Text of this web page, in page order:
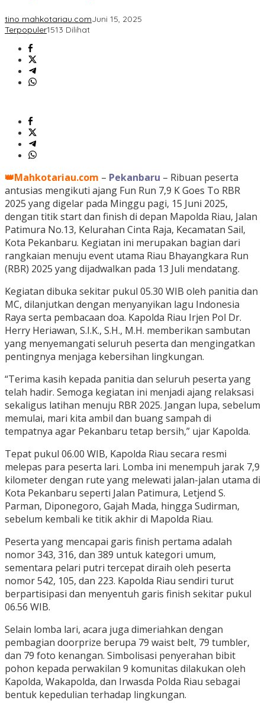
tino mahkotariau.comJuni 15, 2025
Terpopuler1513 Dilihat
👑Mahkotariau.com – Pekanbaru – Ribuan peserta
antusias mengikuti ajang Fun Run 7,9 K Goes To RBR
2025 yang digelar pada Minggu pagi, 15 Juni 2025,
dengan titik start dan finish di depan Mapolda Riau, Jalan
Patimura No.13, Kelurahan Cinta Raja, Kecamatan Sail,
Kota Pekanbaru. Kegiatan ini merupakan bagian dari
rangkaian menuju event utama Riau Bhayangkara Run
(RBR) 2025 yang dijadwalkan pada 13 Juli mendatang.
Kegiatan dibuka sekitar pukul 05.30 WIB oleh panitia dan
MC, dilanjutkan dengan menyanyikan lagu Indonesia
Raya serta pembacaan doa. Kapolda Riau Irjen Pol Dr.
Herry Heriawan, S.I.K., S.H., M.H. memberikan sambutan
yang menyemangati seluruh peserta dan mengingatkan
pentingnya menjaga kebersihan lingkungan.
“Terima kasih kepada panitia dan seluruh peserta yang
telah hadir. Semoga kegiatan ini menjadi ajang relaksasi
sekaligus latihan menuju RBR 2025. Jangan lupa, sebelum
memulai, mari kita ambil dan buang sampah di
tempatnya agar Pekanbaru tetap bersih,” ujar Kapolda.
Tepat pukul 06.00 WIB, Kapolda Riau secara resmi
melepas para peserta lari. Lomba ini menempuh jarak 7,9
kilometer dengan rute yang melewati jalan-jalan utama di
Kota Pekanbaru seperti Jalan Patimura, Letjend S.
Parman, Diponegoro, Gajah Mada, hingga Sudirman,
sebelum kembali ke titik akhir di Mapolda Riau.
Peserta yang mencapai garis finish pertama adalah
nomor 343, 316, dan 389 untuk kategori umum,
sementara pelari putri tercepat diraih oleh peserta
nomor 542, 105, dan 223. Kapolda Riau sendiri turut
berpartisipasi dan menyentuh garis finish sekitar pukul
06.56 WIB.
Selain lomba lari, acara juga dimeriahkan dengan
pembagian doorprize berupa 79 waist belt, 79 tumbler,
dan 79 foto kenangan. Simbolisasi penyerahan bibit
pohon kepada perwakilan 9 komunitas dilakukan oleh
Kapolda, Wakapolda, dan Irwasda Polda Riau sebagai
bentuk kepedulian terhadap lingkungan.